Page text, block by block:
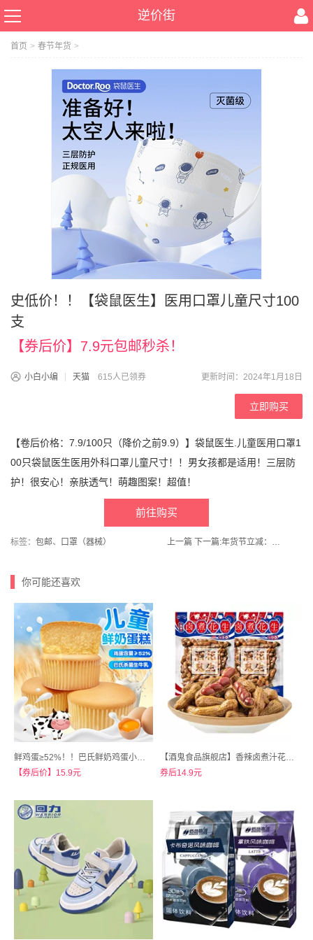
逆价街
首页 > 春节年货 >
史低价！！【袋鼠医生】医用口罩儿童尺寸100
支
【券后价】7.9元包邮秒杀！
小白小编 天猫 615人已领券 更新时间：2024年1月18日
立即购买
【卷后价格：7.9/100只（降价之前9.9）】袋鼠医生.儿童医用口罩1
00只袋鼠医生医用外科口罩儿童尺寸！！男女孩都是适用！三层防
护！很安心！亲肤透气！萌趣图案！超值！
前往购买
标签： 包邮、 口罩（器械） 上一篇 下一篇: 年货节立减：德芙巧克力龙年献礼礼盒608g
你可能还喜欢
鲜鸡蛋≥52%！！巴氏鲜奶鸡蛋小蛋糕490g
【券后价】15.9元
【酒鬼食品旗舰店】香辣卤煮汁花生米210g*2袋
券后14.9元